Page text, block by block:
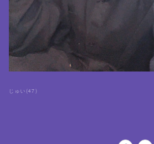
じゅい (47 )